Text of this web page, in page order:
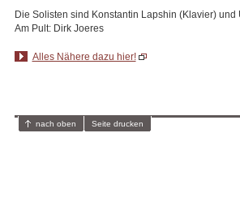
Die Solisten sind Konstantin Lapshin (Klavier) und
Am Pult: Dirk Joeres
Alles Nähere dazu hier!
nach oben Seite drucken